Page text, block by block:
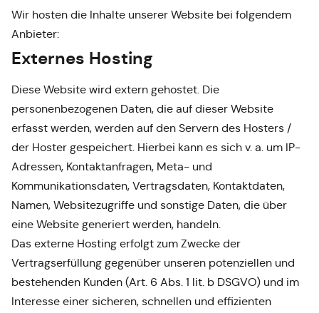
Wir hosten die Inhalte unserer Website bei folgendem
Anbieter:
Externes Hosting
Diese Website wird extern gehostet. Die
personenbezogenen Daten, die auf dieser Website
erfasst werden, werden auf den Servern des Hosters /
der Hoster gespeichert. Hierbei kann es sich v. a. um IP-
Adressen, Kontaktanfragen, Meta- und
Kommunikationsdaten, Vertragsdaten, Kontaktdaten,
Namen, Websitezugriffe und sonstige Daten, die über
eine Website generiert werden, handeln.
Das externe Hosting erfolgt zum Zwecke der
Vertragserfüllung gegenüber unseren potenziellen und
bestehenden Kunden (Art. 6 Abs. 1 lit. b DSGVO) und im
Interesse einer sicheren, schnellen und effizienten